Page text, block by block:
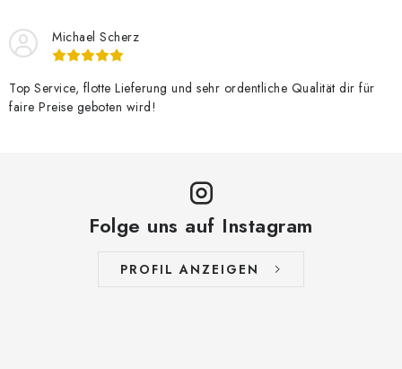
Michael Scherz
Top Service, flotte Lieferung und sehr ordentliche Qualität dir für
faire Preise geboten wird!
Folge uns auf Instagram
PROFIL ANZEIGEN